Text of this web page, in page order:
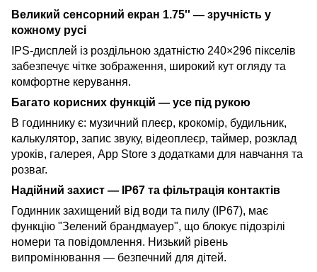
Великий сенсорний екран 1.75'' — зручність у
кожному русі
IPS-дисплей із роздільною здатністю 240×296 пікселів
забезпечує чітке зображення, широкий кут огляду та
комфортне керування.
Багато корисних функцій — усе під рукою
В годиннику є: музичний плеєр, крокомір, будильник,
калькулятор, запис звуку, відеоплеєр, таймер, розклад
уроків, галерея, App Store з додатками для навчання та
розваг.
Надійний захист — IP67 та фільтрація контактів
Годинник захищений від води та пилу (IP67), має
функцію "Зелений брандмауер", що блокує підозрілі
номери та повідомлення. Низький рівень
випромінювання — безпечний для дітей.